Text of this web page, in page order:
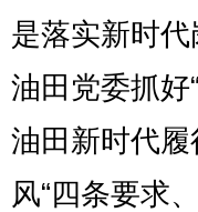
是落实新时
油田党委抓好
油田新时代
风“四条要求